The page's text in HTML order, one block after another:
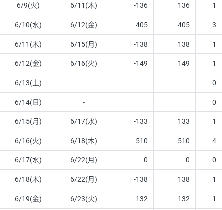
6/9(火) 6/11(木) -136 136 1
6/10(水) 6/12(金) -405 405 3
6/11(木) 6/15(月) -138 138 1
6/12(金) 6/16(火) -149 149 1
6/13(土) - 0
6/14(日) - 0
6/15(月) 6/17(水) -133 133 1
6/16(火) 6/18(木) -510 510 4
6/17(水) 6/22(月) 0 0 0
6/18(木) 6/22(月) -138 138 1
6/19(金) 6/23(火) -132 132 1